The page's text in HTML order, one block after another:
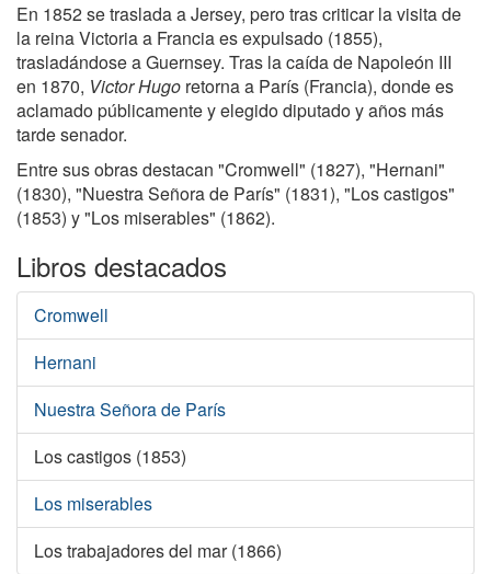
En 1852 se traslada a Jersey, pero tras criticar la visita de
la reina Victoria a Francia es expulsado (1855),
trasladándose a Guernsey. Tras la caída de Napoleón III
en 1870, Victor Hugo retorna a París (Francia), donde es
aclamado públicamente y elegido diputado y años más
tarde senador.
Entre sus obras destacan "Cromwell" (1827), "Hernani"
(1830), "Nuestra Señora de París" (1831), "Los castigos"
(1853) y "Los miserables" (1862).
Libros destacados
Cromwell
Hernani
Nuestra Señora de París
Los castigos (1853)
Los miserables
Los trabajadores del mar (1866)